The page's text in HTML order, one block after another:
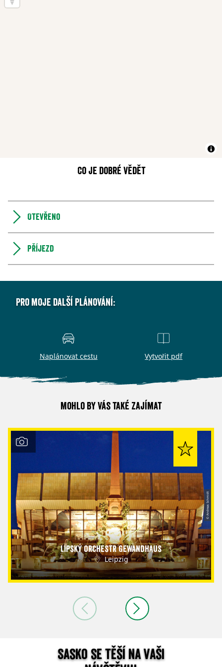
Co je dobré vědět
Otevřeno
Příjezd
Pro moje další plánování:
Naplánovat cestu Vytvořit pdf
Mohlo by vás také zajímat
Lipský orchestr Gewandhaus
Leipzig
© Andreas Schmidt
Sasko se těší na vaši